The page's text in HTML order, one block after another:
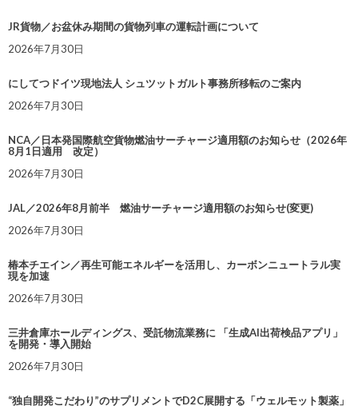
JR貨物／お盆休み期間の貨物列車の運転計画について
2026年7月30日
にしてつドイツ現地法人 シュツットガルト事務所移転のご案内
2026年7月30日
NCA／日本発国際航空貨物燃油サーチャージ適用額のお知らせ（2026年
8月1日適用 改定）
2026年7月30日
JAL／2026年8月前半 燃油サーチャージ適用額のお知らせ(変更)
2026年7月30日
椿本チエイン／再生可能エネルギーを活用し、カーボンニュートラル実
現を加速
2026年7月30日
三井倉庫ホールディングス、受託物流業務に 「生成AI出荷検品アプリ」
を開発・導入開始
2026年7月30日
“独自開発こだわり”のサプリメントでD2C展開する「ウェルモット製薬」